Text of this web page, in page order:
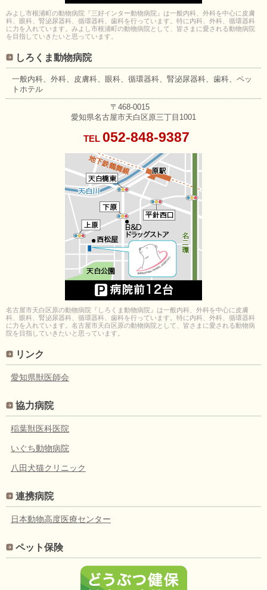
みよし市根浦町の動物病院『三好インター動物病院』は一般内科、外科を中心に皮膚
科、眼科、腎泌尿器科、循環器科、歯科を行っています。特に内科、外科、循環器科
に力を入れています。みよし市根浦町の動物病院として、皆さまに愛される動物病院
を目指していきたいと思っています。
しろくま動物病院
一般内科、外科、皮膚科、眼科、 循環器科、腎泌尿器科、歯科、 ペッ
トホテル
〒468-0015
愛知県名古屋市天白区原三丁目1001
TEL 052-848-9387
名古屋市天白区原の動物病院『しろくま動物病院』は一般内科、外科を中心に皮膚
科、眼科、腎泌尿器科、循環器科、歯科を行っています。特に内科、外科、循環器科
に力を入れています。名古屋市天白区原の動物病院として、皆さまに愛される動物病
院を目指していきたいと思っています。
リンク
愛知県獣医師会
協力病院
稲葉獣医科医院
いぐち動物病院
八田犬猫クリニック
連携病院
日本動物高度医療センター
ペット保険